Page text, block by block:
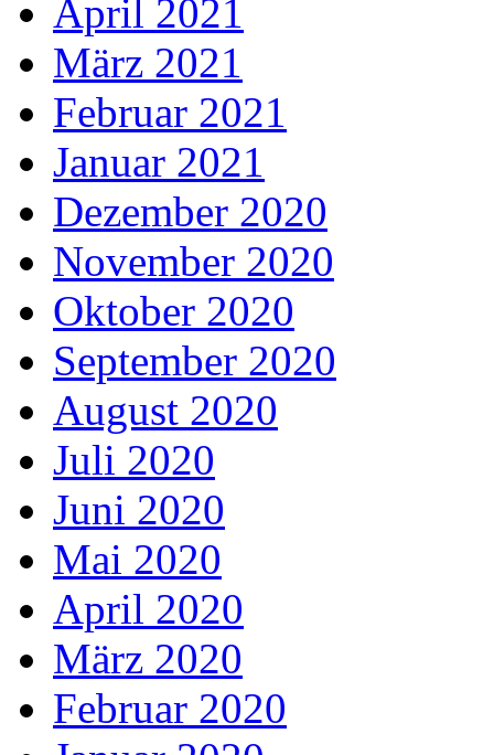
April 2021
März 2021
Februar 2021
Januar 2021
Dezember 2020
November 2020
Oktober 2020
September 2020
August 2020
Juli 2020
Juni 2020
Mai 2020
April 2020
März 2020
Februar 2020